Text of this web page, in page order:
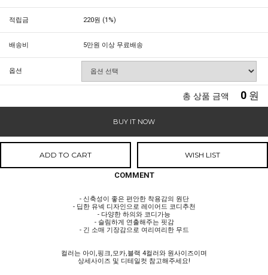
적립금 220원 (1%)
배송비 5만원 이상 무료배송
옵션
총 상품 금액 0 원
BUY IT NOW
ADD TO CART WISH LIST
COMMENT
- 신축성이 좋은 편안한 착용감의 원단
- 딥한 유넥 디자인으로 레이어드 코디추천
- 다양한 하의와 코디가능
- 슬림하게 연출해주는 핏감
- 긴 소매 기장감으로 여리여리한 무드
컬러는 아이,핑크,모카,블랙 4컬러와 원사이즈이며
상세사이즈 및 디테일컷 참고해주세요!